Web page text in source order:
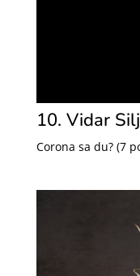
10. Vidar
Corona sa du? (7